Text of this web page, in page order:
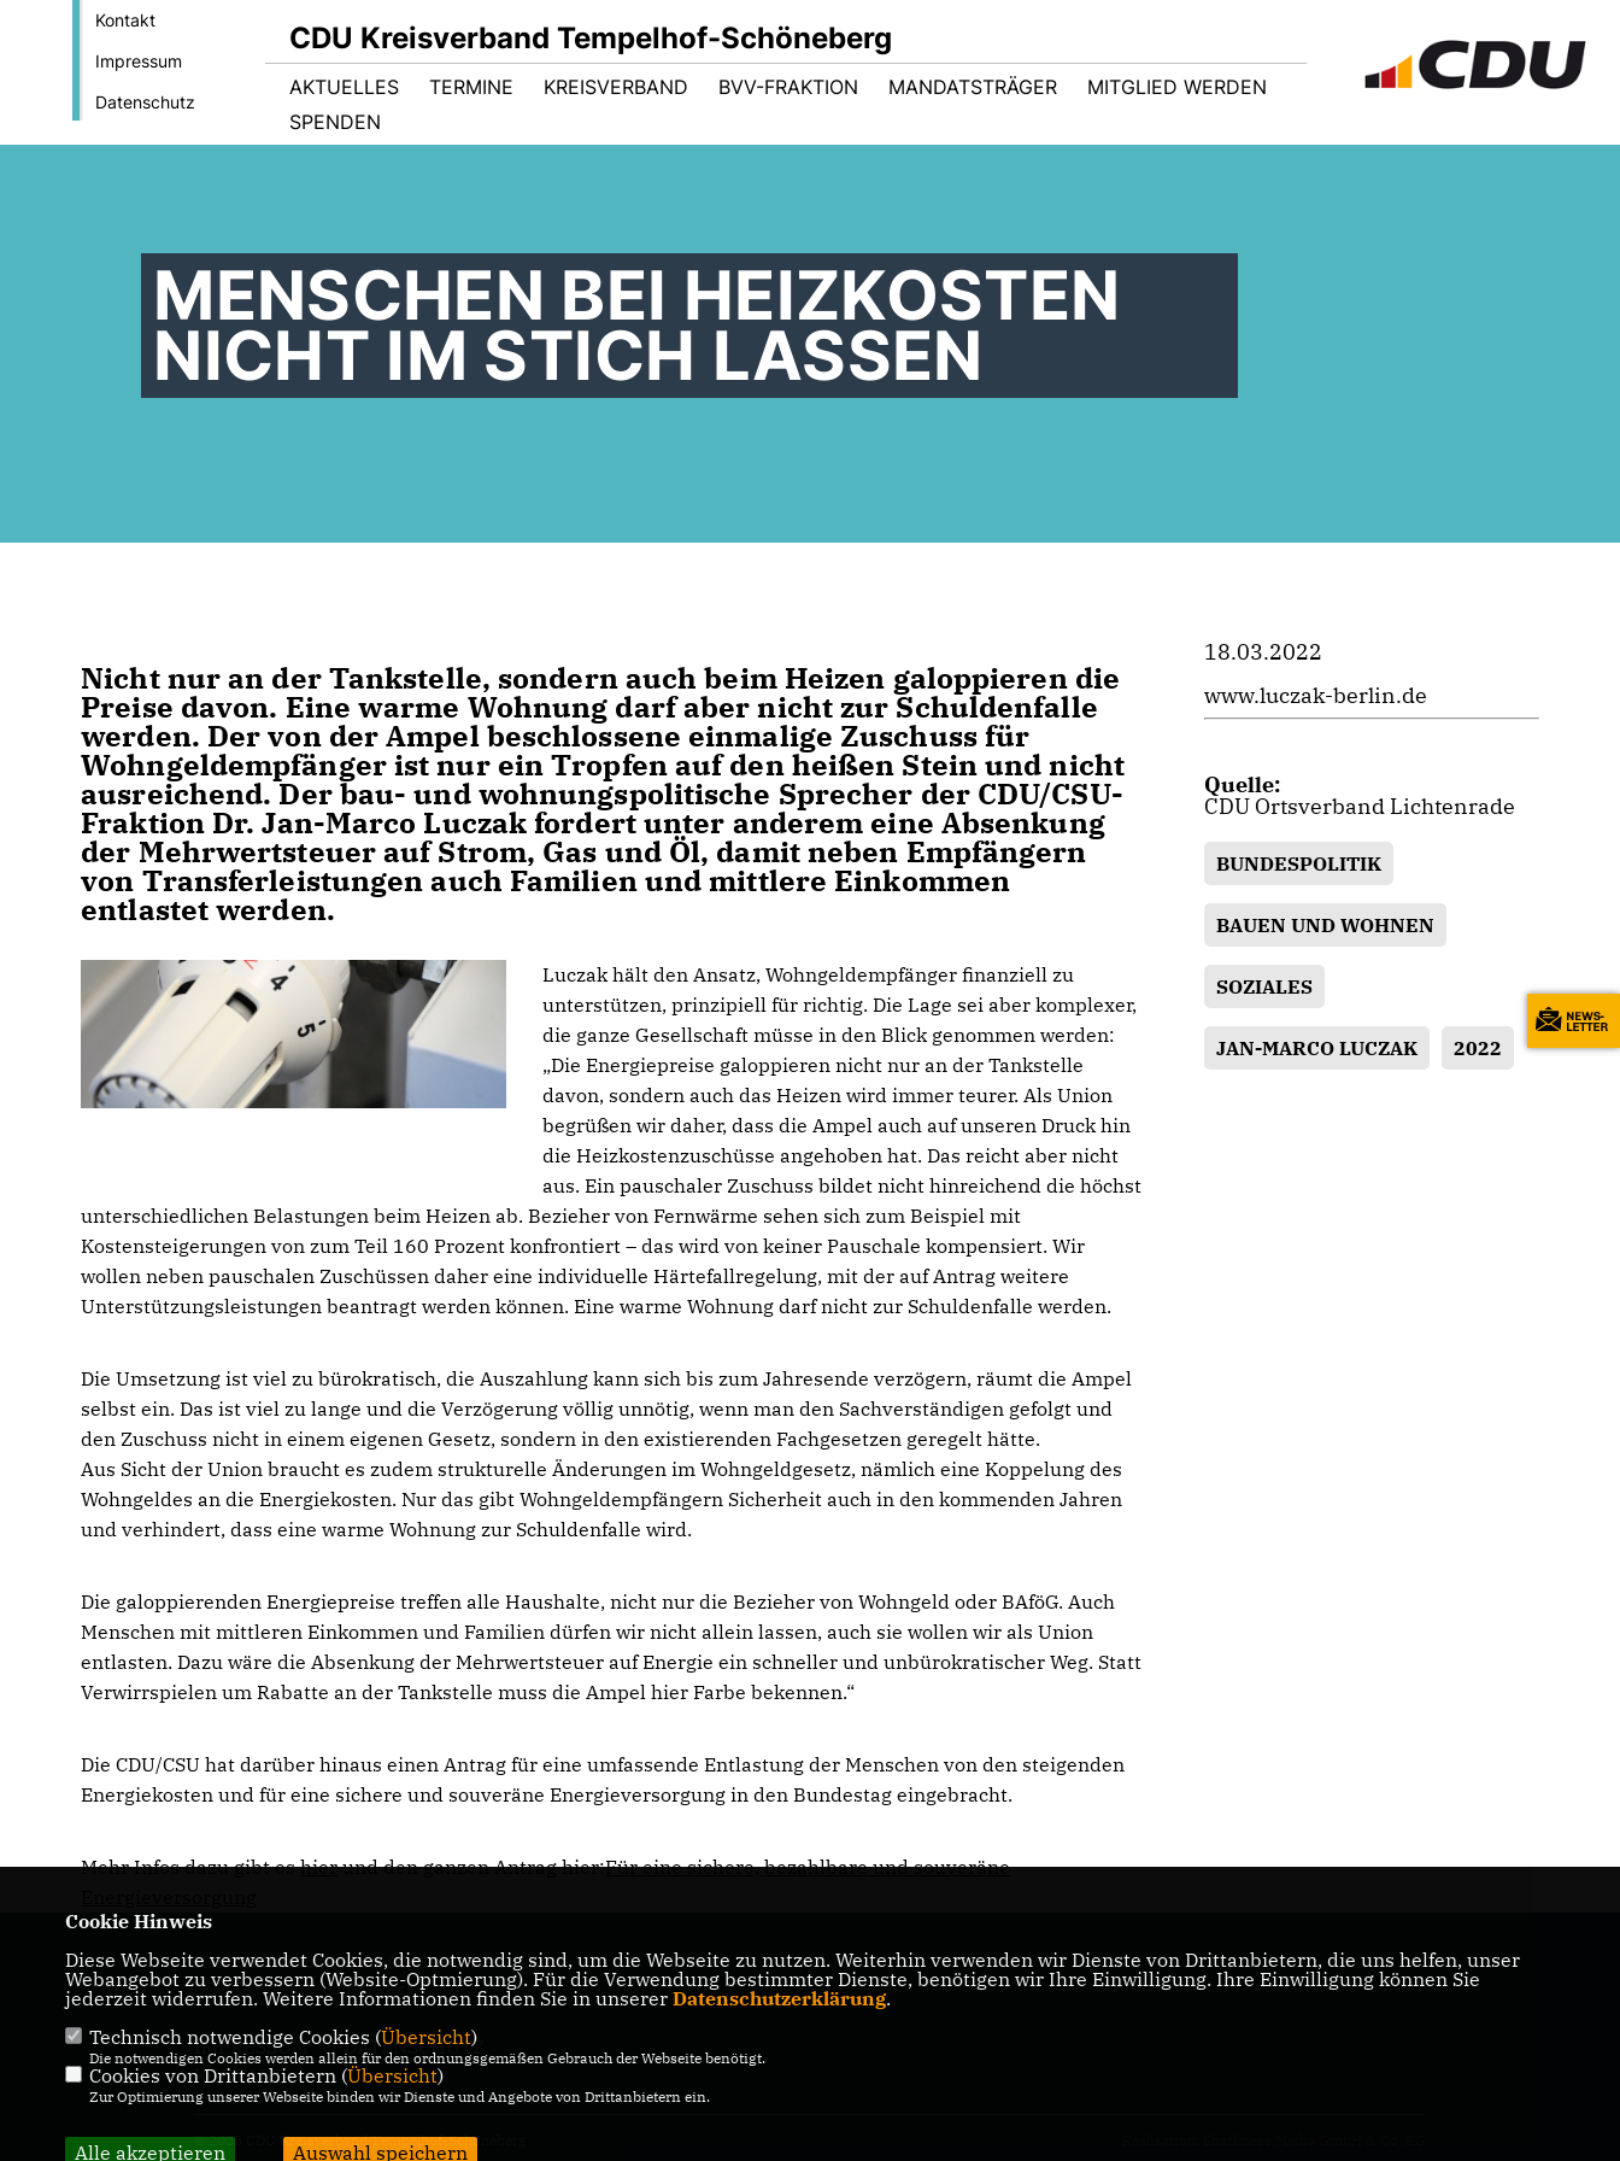
Kontakt
Impressum
Datenschutz
CDU Kreisverband Tempelhof-Schöneberg
AKTUELLES TERMINE KREISVERBAND BVV-FRAKTION MANDATSTRÄGER
MITGLIED WERDEN
SPENDEN
MENSCHEN BEI HEIZKOSTEN
NICHT IM STICH LASSEN
Nicht nur an der Tankstelle, sondern auch beim Heizen galoppieren die
Preise davon. Eine warme Wohnung darf aber nicht zur Schuldenfalle
werden. Der von der Ampel beschlossene einmalige Zuschuss für
Wohngeldempfänger ist nur ein Tropfen auf den heißen Stein und nicht
ausreichend. Der bau- und wohnungspolitische Sprecher der CDU/CSU-
Fraktion Dr. Jan-Marco Luczak fordert unter anderem eine Absenkung
der Mehrwertsteuer auf Strom, Gas und Öl, damit neben Empfängern
von Transferleistungen auch Familien und mittlere Einkommen
entlastet werden.
Luczak hält den Ansatz, Wohngeldempfänger finanziell zu
unterstützen, prinzipiell für richtig. Die Lage sei aber komplexer,
die ganze Gesellschaft müsse in den Blick genommen werden:
Die Energiepreise galoppieren nicht nur an der Tankstelle
davon, sondern auch das Heizen wird immer teurer. Als Union
begrüßen wir daher, dass die Ampel auch auf unseren Druck hin
die Heizkostenzuschüsse angehoben hat. Das reicht aber nicht
aus. Ein pauschaler Zuschuss bildet nicht hinreichend die höchst
unterschiedlichen Belastungen beim Heizen ab. Bezieher von Fernwärme sehen sich zum Beispiel mit
Kostensteigerungen von zum Teil 160 Prozent konfrontiert – das wird von keiner Pauschale kompensiert. Wir
wollen neben pauschalen Zuschüssen daher eine individuelle Härtefallregelung, mit der auf Antrag weitere
Unterstützungsleistungen beantragt werden können. Eine warme Wohnung darf nicht zur Schuldenfalle werden.
Die Umsetzung ist viel zu bürokratisch, die Auszahlung kann sich bis zum Jahresende verzögern, räumt die Ampel
selbst ein. Das ist viel zu lange und die Verzögerung völlig unnötig, wenn man den Sachverständigen gefolgt und
den Zuschuss nicht in einem eigenen Gesetz, sondern in den existierenden Fachgesetzen geregelt hätte.
Aus Sicht der Union braucht es zudem strukturelle Änderungen im Wohngeldgesetz, nämlich eine Koppelung des
Wohngeldes an die Energiekosten. Nur das gibt Wohngeldempfängern Sicherheit auch in den kommenden Jahren
und verhindert, dass eine warme Wohnung zur Schuldenfalle wird.
Die galoppierenden Energiepreise treffen alle Haushalte, nicht nur die Bezieher von Wohngeld oder BAföG. Auch
Menschen mit mittleren Einkommen und Familien dürfen wir nicht allein lassen, auch sie wollen wir als Union
entlasten. Dazu wäre die Absenkung der Mehrwertsteuer auf Energie ein schneller und unbürokratischer Weg. Statt
Verwirrspielen um Rabatte an der Tankstelle muss die Ampel hier Farbe bekennen.“
Die CDU/CSU hat darüber hinaus einen Antrag für eine umfassende Entlastung der Menschen von den steigenden
Energiekosten und für eine sichere und souveräne Energieversorgung in den Bundestag eingebracht.
Mehr Infos dazu gibt eshierund den ganzen Antrag hier:Für eine sichere, bezahlbare und souveräne
18.03.2022
www.luczak-berlin.de
Quelle:
CDU Ortsverband Lichtenrade
BUNDESPOLITIK
BAUEN UND WOHNEN
SOZIALES
JAN-MARCO LUCZAK 2022
Herzlich Willkommen auf der Internetseite der
CDU Tempelhof-Schöneberg!
IMPRESSUM
DATENSCHUTZ
KONTAKT
© 2026 CDU Kreisverband Tempelhof-Schöneberg
Cookie Hinweis
Diese Webseite verwendet Cookies, die notwendig sind, um die Webseite zu nutzen. Weiterhin verwenden wir Dienste von Drittanbietern, die uns helfen, unser
Webangebot zu verbessern (Website-Optmierung). Für die Verwendung bestimmter Dienste, benötigen wir Ihre Einwilligung. Ihre Einwilligung können Sie
jederzeit widerrufen. Weitere Informationen finden Sie in unserer Datenschutzerklärung.
Technisch notwendige Cookies (Übersicht)
Die notwendigen Cookies werden allein für den ordnungsgemäßen Gebrauch der Webseite benötigt.
Cookies von Drittanbietern (Übersicht)
Zur Optimierung unserer Webseite binden wir Dienste und Angebote von Drittanbietern ein.
Alle akzeptieren Auswahl speichern